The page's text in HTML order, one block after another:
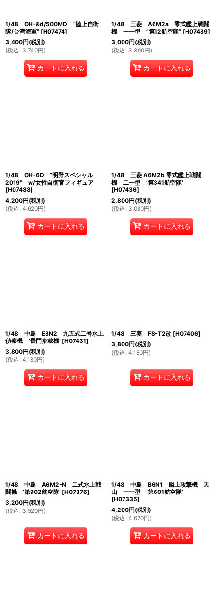
1/48 OH-&d/500MD ”陸上自衛
隊/台湾海軍” [H07474]
3,400円(税別)
(税込 : 3,740円)
カートに入れる
1/48 三菱 A6M2a 零式艦上戦闘
機 一一型 ”第12航空隊” [H07489]
3,000円(税別)
(税込 : 3,300円)
カートに入れる
1/48 OH-6D ”明野スペシャル
2019” w/女性自衛官フィギュア
[H07488]
4,200円(税別)
(税込 : 4,620円)
カートに入れる
1/48 三菱 A6M2b 零式艦上戦闘
機 二一型 ’第341航空隊’
[H07436]
2,800円(税別)
(税込 : 3,080円)
カートに入れる
1/48 中島 E8N2 九五式二号水上
偵察機 ’長門搭載機’ [H07431]
3,800円(税別)
(税込 : 4,180円)
カートに入れる
1/48 三菱 FS-T2改 [H07406]
3,800円(税別)
(税込 : 4,180円)
カートに入れる
1/48 中島 A6M2-N 二式水上戦
闘機 ’第902航空隊’ [H07376]
3,200円(税別)
(税込 : 3,520円)
カートに入れる
1/48 中島 B6N1 艦上攻撃機 天
山 一一型 ’第601航空隊’
[H07335]
4,200円(税別)
(税込 : 4,620円)
カートに入れる